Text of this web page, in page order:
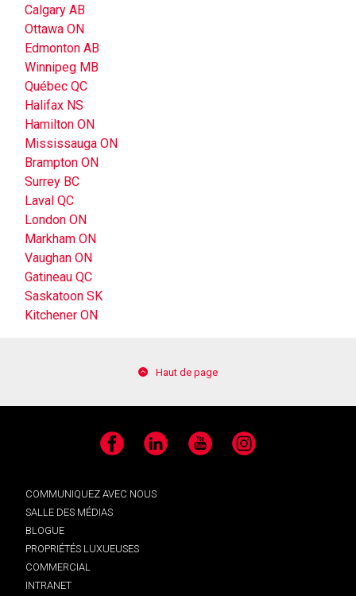
Calgary AB
Ottawa ON
Edmonton AB
Winnipeg MB
Québec QC
Halifax NS
Hamilton ON
Mississauga ON
Brampton ON
Surrey BC
Laval QC
London ON
Markham ON
Vaughan ON
Gatineau QC
Saskatoon SK
Kitchener ON
Haut de page
Facebook LinkedIn YouTube Instagram
COMMUNIQUEZ AVEC NOUS
SALLE DES MÉDIAS
BLOGUE
PROPRIÉTÉS LUXUEUSES
COMMERCIAL
INTRANET